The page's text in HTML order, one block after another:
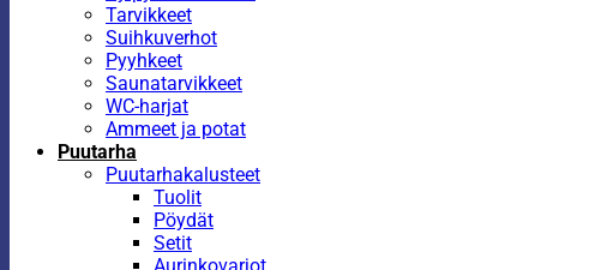
Tarvikkeet
Suihkuverhot
Pyyhkeet
Saunatarvikkeet
WC-harjat
Ammeet ja potat
Puutarha
Puutarhakalusteet
Tuolit
Pöydät
Setit